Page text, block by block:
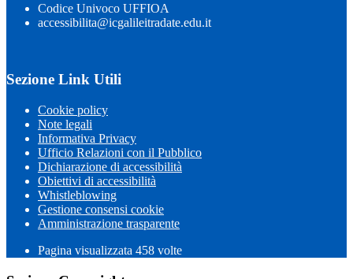
Codice Univoco UFFIOA
accessibilita@icgalileitradate.edu.it
Sezione Link Utili
Cookie policy
Note legali
Informativa Privacy
Ufficio Relazioni con il Pubblico
Dichiarazione di accessibilità
Obiettivi di accessibilità
Whistleblowing
Gestione consensi cookie
Amministrazione trasparente
Pagina visualizzata 458 volte